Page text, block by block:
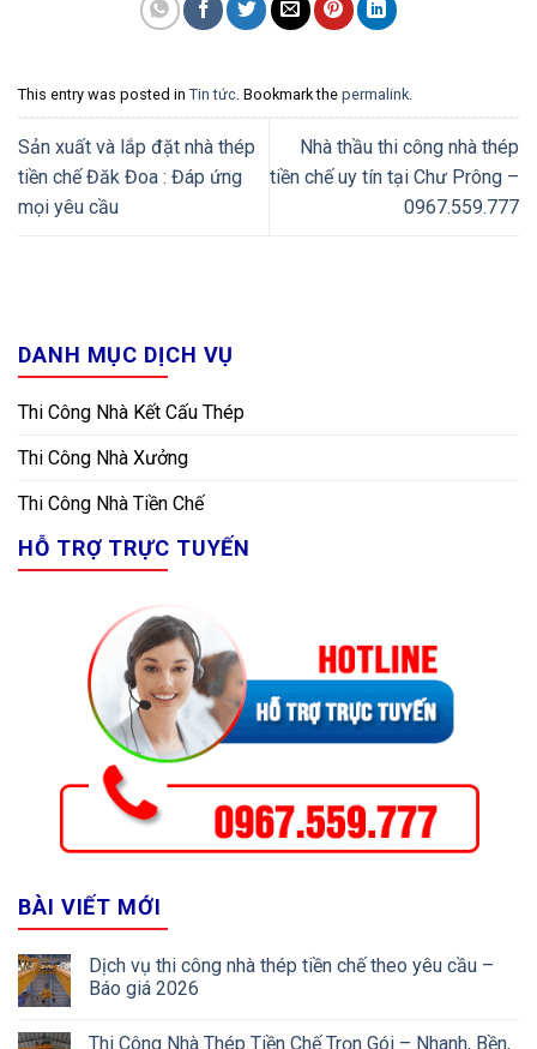
This entry was posted in Tin tức . Bookmark the permalink
Sản xuất và lắp đặt nhà thép
tiền chế Đăk Đoa : Đáp ứng
mọi yêu cầu
Nhà thầu thi công nhà thép
tiền chế uy tín tại Chư Prông –
0967.559.777
DANH MỤC DỊCH VỤ
Thi Công Nhà Kết Cấu Thép
Thi Công Nhà Xưởng
Thi Công Nhà Tiền Chế
HỖ TRỢ TRỰC TUYẾN
BÀI VIẾT MỚI
Dịch vụ thi công nhà thép tiền chế theo yêu cầu –
Báo giá 2026
Thi Công Nhà Thép Tiền Chế Trọn Gói – Nhanh, Bền,